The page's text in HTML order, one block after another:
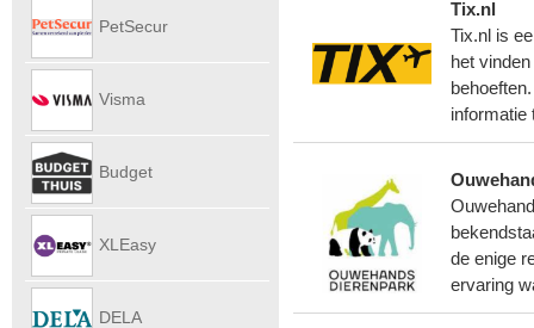
Tix.nl
Tix.nl is
het
informatie
de enige
ervaring
PetSecur
Visma
Budget
XLEasy
DELA